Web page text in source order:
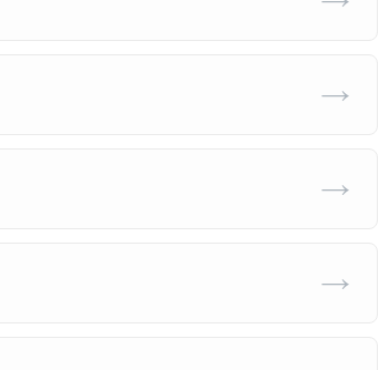
→
→
→